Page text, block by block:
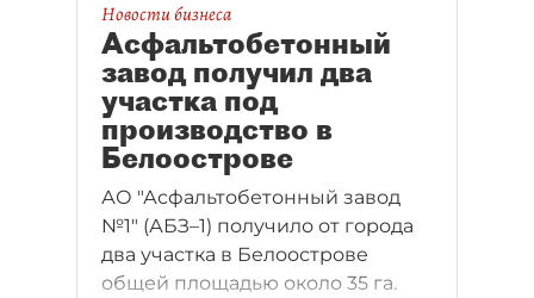
Новости бизнеса
Асфальтобетонный
завод получил два
участка под
производство в
Белоострове
АО "Асфальтобетонный завод
№1" (АБЗ–1) получило от города
два участка в Белоострове
общей площадью около 35 га.